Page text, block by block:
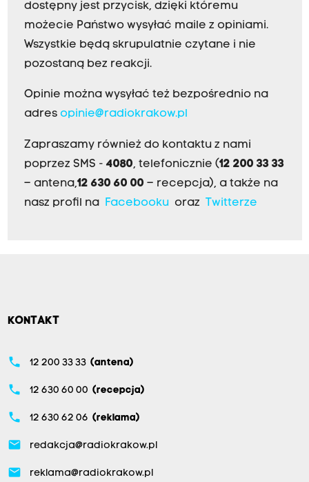
dostępny jest przycisk, dzięki któremu
możecie Państwo wysyłać maile z opiniami.
Wszystkie będą skrupulatnie czytane i nie
pozostaną bez reakcji.
Opinie można wysyłać też bezpośrednio na
adres opinie@radiokrakow.pl
Zapraszamy również do kontaktu z nami
poprzez SMS - 4080, telefonicznie (12 200 33 33
– antena,12 630 60 00 – recepcja), a także na
nasz profil na
Facebookuoraz Twitterze
KONTAKT
phone 12 200 33 33 (antena)
phone 12 630 60 00 (recepcja)
phone 12 630 62 06 (reklama)
email redakcja@radiokrakow.pl
email reklama@radiokrakow.pl